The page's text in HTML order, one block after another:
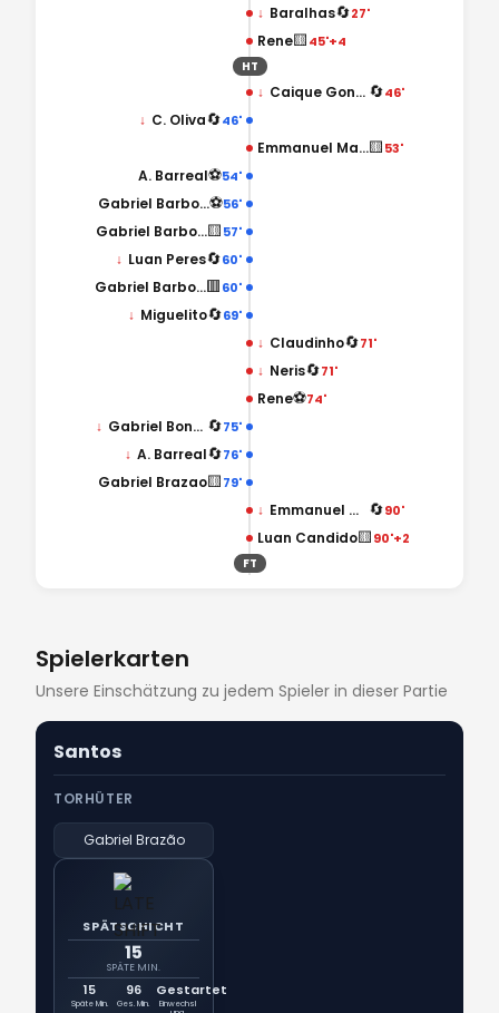
↓ Baralhas🔄27'
Rene🟨45'+4
HT
↓ Caique Goncalves 🔄46'
46'
🔄
↓ C. Oliva
Emmanuel Martinez🟨53'
54'
⚽
A. Barreal
56'
⚽
Gabriel Barbosa
57'
🟨
Gabriel Barbosa
60'
🔄
↓ Luan Peres
60'
🟥
Gabriel Barbosa
69'
🔄
↓ Miguelito
↓ Claudinho🔄71'
↓ Neris🔄71'
Rene⚽74'
75'
🔄
↓ Gabriel Bontempo
76'
🔄
↓ A. Barreal
79'
🟨
Gabriel Brazao
↓ Emmanuel Martinez 🔄90'
Luan Candido🟨90'+2
FT
Spielerkarten
Unsere Einschätzung zu jedem Spieler in dieser Partie
Santos
TORHÜTER
Gabriel Brazão
SPÄTSCHICHT
15
SPÄTE MIN.
15
Späte Min.
96
Ges. Min.
Gestartet
Einwechsl